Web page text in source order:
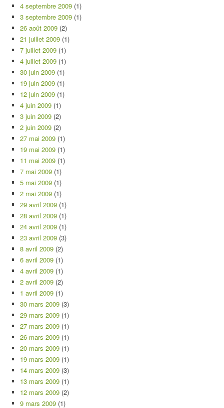
4 septembre 2009 (1)
3 septembre 2009 (1)
26 août 2009 (2)
21 juillet 2009 (1)
7 juillet 2009 (1)
4 juillet 2009 (1)
30 juin 2009 (1)
19 juin 2009 (1)
12 juin 2009 (1)
4 juin 2009 (1)
3 juin 2009 (2)
2 juin 2009 (2)
27 mai 2009 (1)
19 mai 2009 (1)
11 mai 2009 (1)
7 mai 2009 (1)
5 mai 2009 (1)
2 mai 2009 (1)
29 avril 2009 (1)
28 avril 2009 (1)
24 avril 2009 (1)
23 avril 2009 (3)
8 avril 2009 (2)
6 avril 2009 (1)
4 avril 2009 (1)
2 avril 2009 (2)
1 avril 2009 (1)
30 mars 2009 (3)
29 mars 2009 (1)
27 mars 2009 (1)
26 mars 2009 (1)
20 mars 2009 (1)
19 mars 2009 (1)
14 mars 2009 (3)
13 mars 2009 (1)
12 mars 2009 (2)
9 mars 2009 (1)